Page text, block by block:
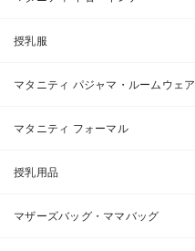
授乳服
マタニティ パジャマ・ルームウェア
マタニティ フォーマル
授乳用品
マザーズバッグ・ママバッグ